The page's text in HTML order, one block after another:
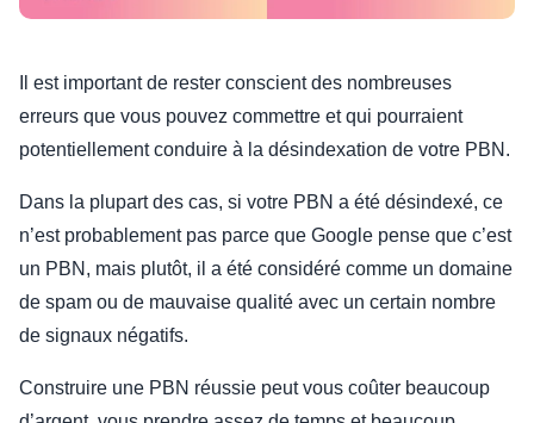
Il est important de rester conscient des nombreuses
erreurs que vous pouvez commettre et qui pourraient
potentiellement conduire à la désindexation de votre PBN.
Dans la plupart des cas, si votre PBN a été désindexé, ce
n’est probablement pas parce que Google pense que c’est
un PBN, mais plutôt, il a été considéré comme un domaine
de spam ou de mauvaise qualité avec un certain nombre
de signaux négatifs.
Construire une PBN réussie peut vous coûter beaucoup